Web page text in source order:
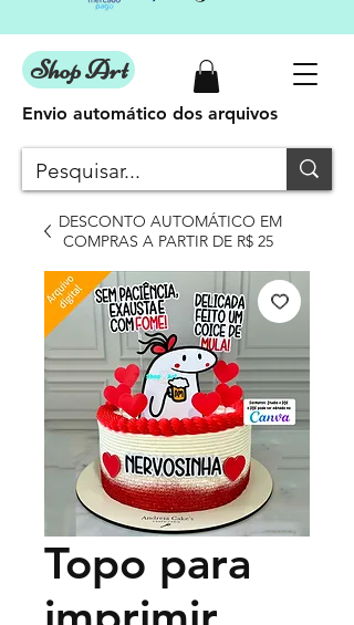
Shop Art
DESCONTO AUTOMÁTICO EM
COMPRAS A PARTIR DE R$ 25
Envio automático dos arquivos
Topo para